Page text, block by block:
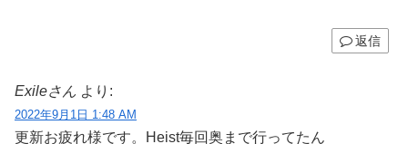
返信
Exileさん より:
2022年9月1日 1:48 AM
更新お疲れ様です。Heist毎回奥まで行ってたん